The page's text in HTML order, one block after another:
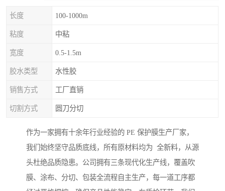
长度 100-1000m
粘度 中粘
宽度 0.5-1.5m
胶水类型 水性胶
销售方式 工厂直销
切割方式 圆刀分切
作为一家拥有十余年行业经验的 PE 保护膜生产厂家，
我们始终坚守品质底线，所有原材料均为 全新料，从源
头杜绝品质隐患。公司拥有三条现代化生产线，覆盖吹
膜、涂布、分切、包装全流程自主生产，每一道工序都